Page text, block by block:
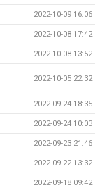
2022-10-09 16:06
2022-10-08 17:42
2022-10-08 13:52
2022-10-05 22:32
2022-09-24 18:35
2022-09-24 10:03
2022-09-23 21:46
2022-09-22 13:32
2022-09-18 09:42